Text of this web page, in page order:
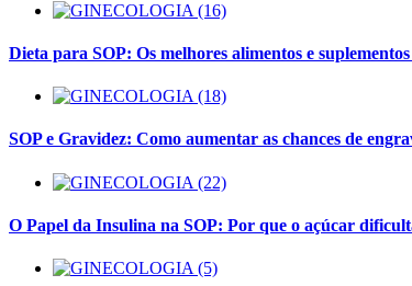
Dieta para SOP: Os melhores alimentos e
SOP e Gravidez: Como aumentar as chances de
O Papel da Insulina na SOP: Por que o açúcar